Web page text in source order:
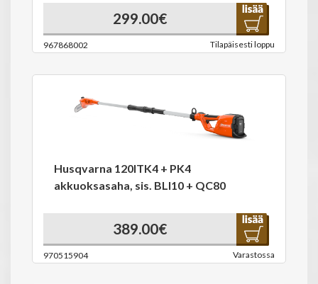
299.00€
967868002 Tilapäisesti loppu
Husqvarna 120ITK4 + PK4
akkuoksasaha, sis. BLI10 + QC80
389.00€
970515904 Varastossa